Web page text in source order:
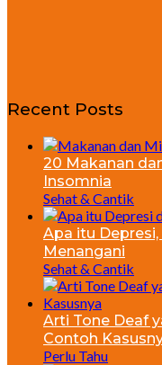
Recent Posts
20 Makanan
Insomnia
Sehat & Cantik
Apa itu Depresi,
Menangani
Sehat & Cantik
Arti Tone Deaf
Contoh
Perlu Tahu